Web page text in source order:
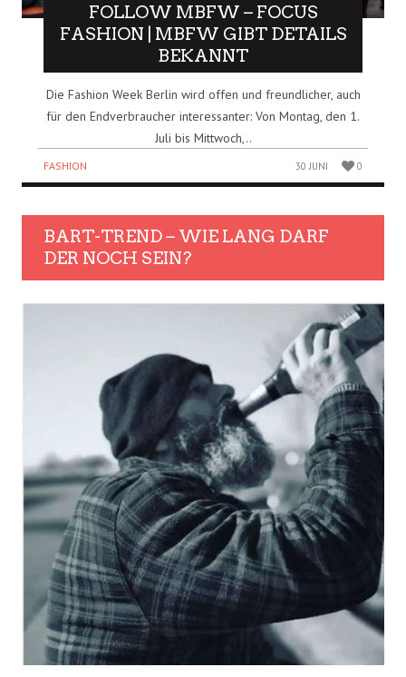
FOLLOW MBFW – FOCUS
FASHION | MBFW GIBT DETAILS
BEKANNT
Die Fashion Week Berlin wird offen und freundlicher, auch
für den Endverbraucher interessanter: Von Montag, den 1.
Juli bis Mittwoch,..
FASHION 30 JUNI 0
BART-TREND – WIE LANG DARF
DER NOCH SEIN?